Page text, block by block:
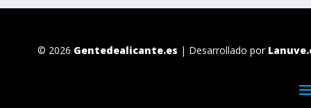
© 2026 Gentedealicante.es | Desarrollado por